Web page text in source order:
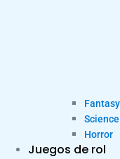
Fantasy
Horror
Juegos de rol